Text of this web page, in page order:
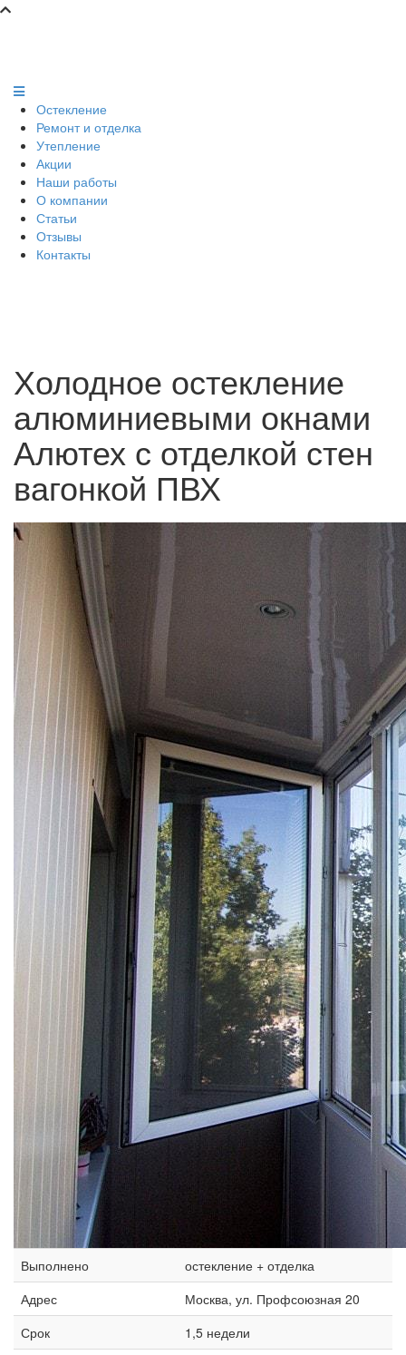
Остекление
Ремонт и отделка
Утепление
Акции
Наши работы
О компании
Статьи
Отзывы
Контакты
Холодное остекление
алюминиевыми окнами
Алютех с отделкой стен
вагонкой ПВХ
Выполнено
остекление + отделка
Адрес
Москва, ул. Профсоюзная 20
Срок
1,5 недели